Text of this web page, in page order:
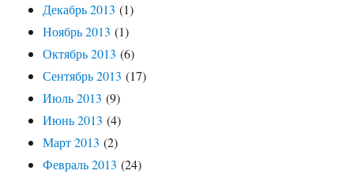
Декабрь 2013 (1)
Ноябрь 2013 (1)
Октябрь 2013 (6)
Сентябрь 2013 (17)
Июль 2013 (9)
Июнь 2013 (4)
Март 2013 (2)
Февраль 2013 (24)